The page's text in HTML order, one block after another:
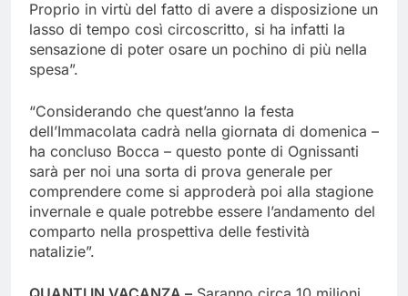
Proprio in virtù del fatto di avere a disposizione un
lasso di tempo così circoscritto, si ha infatti la
sensazione di poter osare un pochino di più nella
spesa”.
“Considerando che quest’anno la festa
dell’Immacolata cadrà nella giornata di domenica –
ha concluso Bocca – questo ponte di Ognissanti
sarà per noi una sorta di prova generale per
comprendere come si approderà poi alla stagione
invernale e quale potrebbe essere l’andamento del
comparto nella prospettiva delle festività
natalizie”.